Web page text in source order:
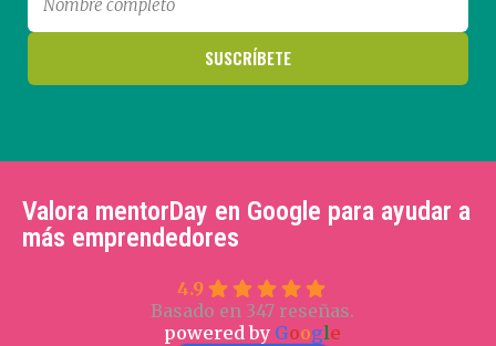
Valora mentorDay en Google para ayudar a
más emprendedores
4.9
Basado en 347 reseñas.
powered by Google